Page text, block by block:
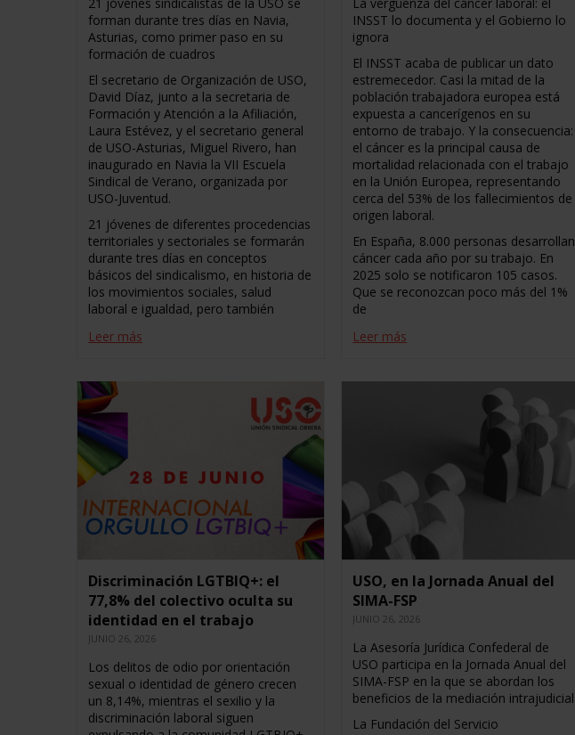
forman durante tres días en Navia,
Asturias, como primer paso en su
formación de cuadros
El secretario de Organización de USO,
David Díaz, junto a la secretaria de
Formación y Atención a la Afiliación,
Laura Estévez, y el secretario general
de USO-Asturias, Miguel Rivero, han
inaugurado en Navia la VII Escuela
Sindical de Verano, organizada por
USO-Juventud.
21 jóvenes de diferentes procedencias
territoriales y sectoriales se formarán
durante tres días en conceptos
básicos del sindicalismo, en historia de
los movimientos sociales, salud
laboral e igualdad, pero también
Leer más
INSST lo documenta y el Gobierno lo
ignora
El INSST acaba de publicar un dato
estremecedor. Casi la mitad de la
población trabajadora europea está
expuesta a cancerígenos en su
entorno de trabajo. Y la consecuencia:
el cáncer es la principal causa de
mortalidad relacionada con el trabajo
en la Unión Europea, representando
cerca del 53% de los fallecimientos de
origen laboral.
En España, 8.000 personas desarrollan
cáncer cada año por su trabajo. En
2025 solo se notificaron 105 casos.
Que se reconozcan poco más del 1%
de
Leer más
Discriminación LGTBIQ+: el
77,8% del colectivo oculta su
identidad en el trabajo
JUNIO 26, 2026
Los delitos de odio por orientación
sexual o identidad de género crecen
un 8,14%, mientras el sexilio y la
discriminación laboral siguen
USO, en la Jornada Anual del
SIMA-FSP
JUNIO 26, 2026
La Asesoría Jurídica Confederal de
USO participa en la Jornada Anual del
SIMA-FSP en la que se abordan los
beneficios de la mediación intrajudicial
La Fundación del Servicio